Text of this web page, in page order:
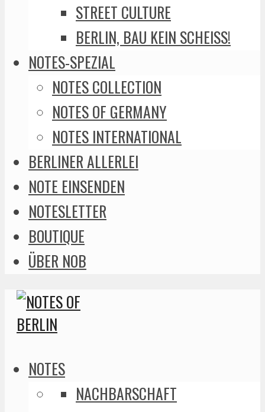
STREET CULTURE
BERLIN, BAU KEIN SCHEISS!
NOTES-SPEZIAL
NOTES COLLECTION
NOTES OF GERMANY
NOTES INTERNATIONAL
BERLINER ALLERLEI
NOTE EINSENDEN
NOTESLETTER
BOUTIQUE
ÜBER NOB
NOTES
NACHBARSCHAFT